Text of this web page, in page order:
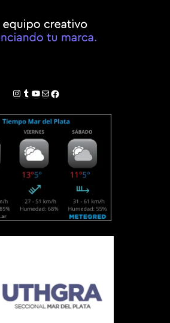
Instagram
Tumblr
YouTube
Correo electrónico
Facebook